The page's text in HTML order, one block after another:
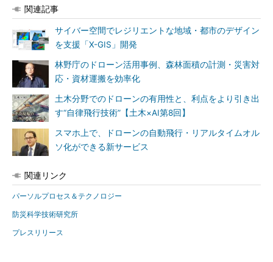
関連記事
サイバー空間でレジリエントな地域・都市のデザイン
を支援「X-GIS」開発
林野庁のドローン活用事例、森林面積の計測・災害対
応・資材運搬を効率化
土木分野でのドローンの有用性と、利点をより引き出
す“自律飛行技術”【土木×AI第8回】
スマホ上で、ドローンの自動飛行・リアルタイムオル
ソ化ができる新サービス
関連リンク
パーソルプロセス＆テクノロジー
防災科学技術研究所
プレスリリース